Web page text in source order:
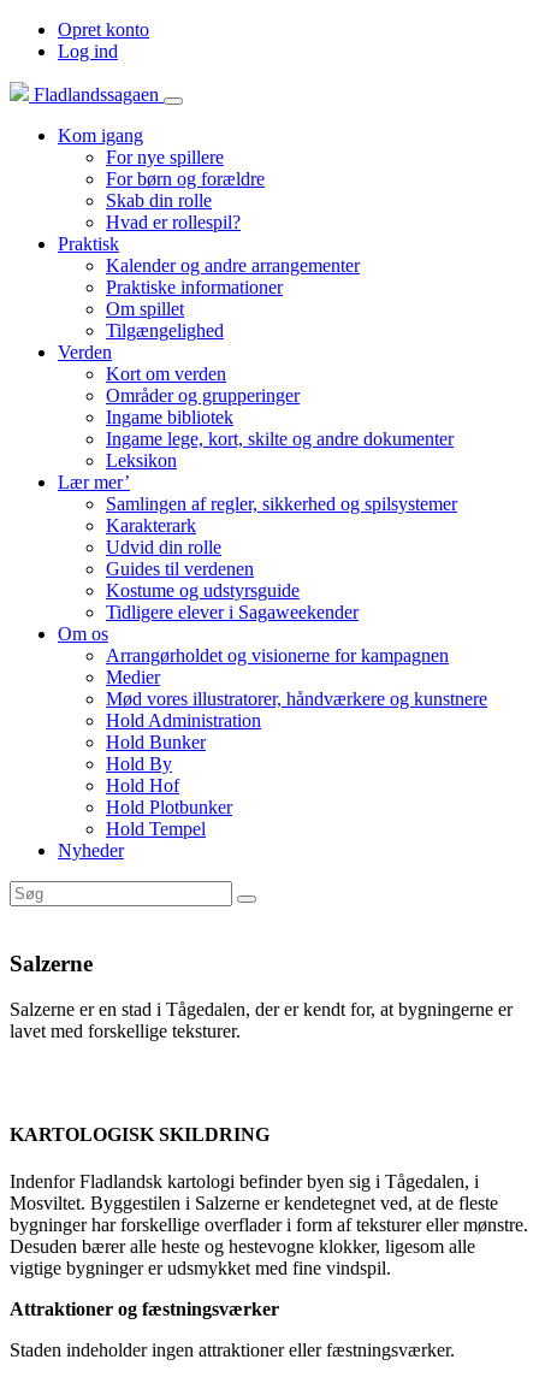
Opret konto
Log ind
Fladlandssagaen
Kom igang
For nye spillere
For børn og forældre
Skab din rolle
Hvad er rollespil?
Praktisk
Kalender og andre arrangementer
Praktiske informationer
Om spillet
Tilgængelighed
Verden
Kort om verden
Områder og grupperinger
Ingame bibliotek
Ingame lege, kort, skilte og andre dokumenter
Leksikon
Lær mer’
Samlingen af regler, sikkerhed og spilsystemer
Karakterark
Udvid din rolle
Guides til verdenen
Kostume og udstyrsguide
Tidligere elever i Sagaweekender
Om os
Arrangørholdet og visionerne for kampagnen
Medier
Mød vores illustratorer, håndværkere og kunstnere
Hold Administration
Hold Bunker
Hold By
Hold Hof
Hold Plotbunker
Hold Tempel
Nyheder
Salzerne
Salzerne er en stad i Tågedalen, der er kendt for, at bygningerne er
lavet med forskellige teksturer.
KARTOLOGISK SKILDRING
Indenfor Fladlandsk kartologi befinder byen sig i Tågedalen, i
Mosviltet. Byggestilen i Salzerne er kendetegnet ved, at de fleste
bygninger har forskellige overflader i form af teksturer eller mønstre.
Desuden bærer alle heste og hestevogne klokker, ligesom alle
vigtige bygninger er udsmykket med fine vindspil.
Attraktioner og fæstningsværker
Staden indeholder ingen attraktioner eller fæstningsværker.